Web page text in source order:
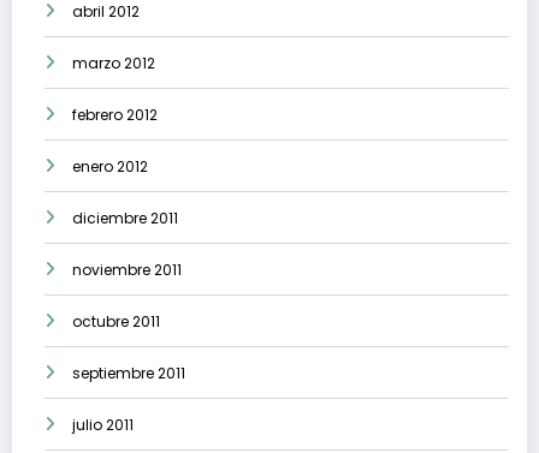
abril 2012
marzo 2012
febrero 2012
enero 2012
diciembre 2011
noviembre 2011
octubre 2011
septiembre 2011
julio 2011